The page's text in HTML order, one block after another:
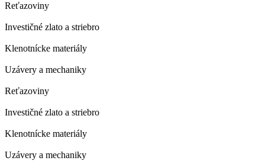
Reťazoviny
Investičné zlato a striebro
Klenotnícke materiály
Uzávery a mechaniky
Reťazoviny
Investičné zlato a striebro
Klenotnícke materiály
Uzávery a mechaniky